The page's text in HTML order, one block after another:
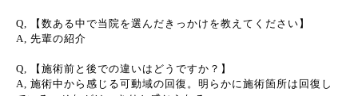
Q, 【数ある中で当院を選んだきっかけを教えてください】
A, 先輩の紹介
Q, 【施術前と後での違いはどうですか？】
A, 施術中から感じる可動域の回復。明らかに施術箇所は回復し